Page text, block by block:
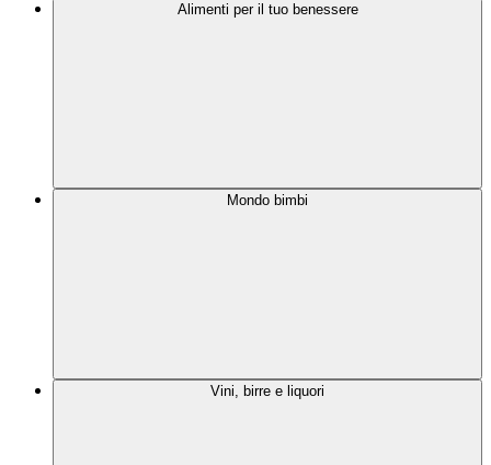
Alimenti per il tuo benessere
Mondo bimbi
Vini, birre e liquori